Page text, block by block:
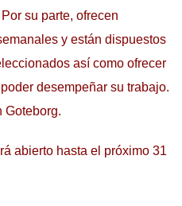
su parte, ofrecen
y están dispuestos
así como ofrecer
desempeñar su trabajo.
Goteborg.
abierto hasta el próximo 31